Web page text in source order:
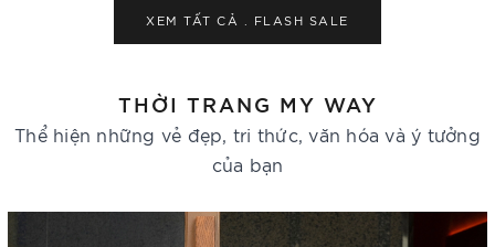
XEM TẤT CẢ . FLASH SALE
THỜI TRANG MY WAY
Thể hiện những vẻ đẹp, tri thức, văn hóa và ý tưởng
của bạn